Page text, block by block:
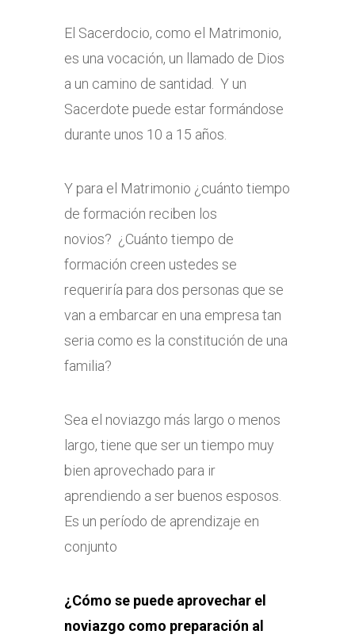
El Sacerdocio, como el Matrimonio,
es una vocación, un llamado de Dios
a un camino de santidad. Y un
Sacerdote puede estar formándose
durante unos 10 a 15 años.
Y para el Matrimonio ¿cuánto tiempo
de formación reciben los
novios? ¿Cuánto tiempo de
formación creen ustedes se
requeriría para dos personas que se
van a embarcar en una empresa tan
seria como es la constitución de una
familia?
Sea el noviazgo más largo o menos
largo, tiene que ser un tiempo muy
bien aprovechado para ir
aprendiendo a ser buenos esposos.
Es un período de aprendizaje en
conjunto
¿Cómo se puede aprovechar el
noviazgo como preparación al